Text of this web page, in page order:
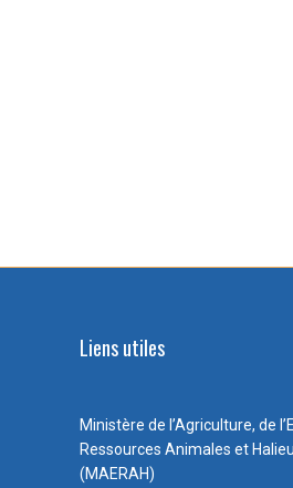
Liens utiles
Ministère de l’Agriculture, de
Ressources Animales et
(MAERAH)